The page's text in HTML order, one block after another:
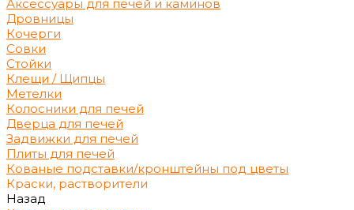
Аксессуары для печей и каминов
Дровницы
Кочерги
Совки
Стойки
Клещи / Щипцы
Метелки
Колосники для печей
Дверца для печей
Задвижки для печей
Плиты для печей
Кованые подставки/кронштейны под цветы
Краски, растворители
Назад